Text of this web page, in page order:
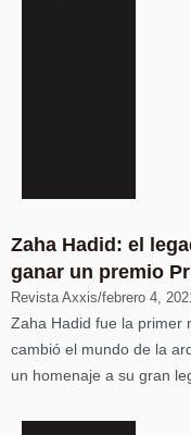
Zaha Hadid: el
ganar un premio
Revista Axxis/febrero 4,
Zaha Hadid fue la primer
cambió el mundo de la
un homenaje a su gran